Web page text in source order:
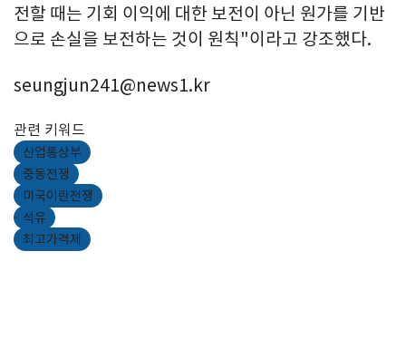
전할 때는 기회 이익에 대한 보전이 아닌 원가를 기반
으로 손실을 보전하는 것이 원칙"이라고 강조했다.
seungjun241@news1.kr
관련 키워드
산업통상부
중동전쟁
미국이란전쟁
석유
최고가격제